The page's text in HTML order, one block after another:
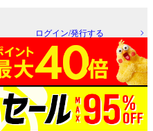
ログイン/発行する